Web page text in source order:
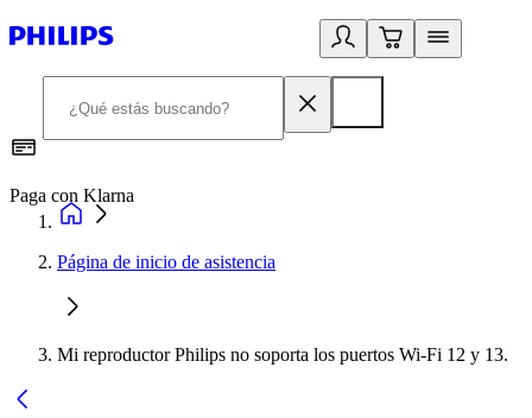
Paga con Klarna
Página de inicio de asistencia
Mi reproductor Philips no soporta los puertos Wi-Fi 12 y 13.